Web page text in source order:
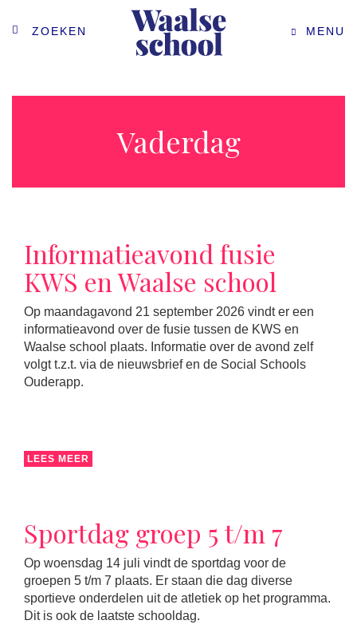
ZOEKEN MENU
Vaderdag
Informatieavond fusie
KWS en Waalse school
Op maandagavond 21 september 2026 vindt er een
informatieavond over de fusie tussen de KWS en
Waalse school plaats. Informatie over de avond zelf
volgt t.z.t. via de nieuwsbrief en de Social Schools
Ouderapp.
LEES MEER
Sportdag groep 5 t/m 7
Op woensdag 14 juli vindt de sportdag voor de
groepen 5 t/m 7 plaats. Er staan die dag diverse
sportieve onderdelen uit de atletiek op het programma.
Dit is ook de laatste schooldag.